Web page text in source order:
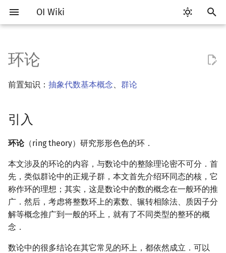
OI Wiki
入
开
搜
索
Getting Started
如何参与
OI Wiki 不是什么
格式手册
数学符号表
F.A.Q.
镜像站列表
比赛相关简介
题型
学习路线
学习资源
技巧
常见技巧
出题
工具软件简介
Atom
Eclipse
Notepad++
Kate
Dev-C++
评测工具
CCR Plus
Lemon
命令行
命令行编译与调试
编译器
WSL (Windows 10)
Special Judge
Validator
Interactor
Checker
语言基础简介
运算
流程控制语句
高级数据类型
函数
文件操作
C++ 标准库
bitset
string
pair
C++ 进阶 重载运算符
引用
常量
新版 C++ 特性
Lambda 表达式
C++ 与其他常用语言的区别
Pascal 转 C++ 急救
Python 速成
Java 速成
算法基础简介
枚举
模拟
递归 & 分治
贪心
排序
插入排序
计数排序
基数排序
快速排序
归并排序
前缀和 & 差分
搜索部分简介
BFS（搜索）
双向搜索
启发式搜索
A*
迭代加深搜索
IDA*
动态规划部分简介
记忆化搜索
背包 DP
区间 DP
DAG 上的 DP
树形 DP
状压 DP
四边形不等式优化
Slope Trick 优化
WQS 二分
状态设计优化
字符串部分简介
标准库
字符串匹配
字符串哈希
字典树 (Trie)
前缀函数与 KMP 算法
Boyer–Moore 算法
数字系统简介
平衡三进制
格雷码
数论基础
素数
最大公约数
欧拉函数
筛法
分解质因数
裴蜀定理 & 一次不定方程
多项式与生成函数简介
快速傅里叶变换
快速数论变换
快速沃尔什变换
Chirp Z 变换
多项式牛顿迭代
多项式多点求值|快速插值
排列组合
容斥原理
斐波那契数列
错位排列
卡特兰数
斯特林数
贝尔数
线性代数简介
内积和外积
矩阵
初等变换
行列式
线性空间
线性基
线性规划基础
引入
商环
理想的运算
极大理想
素理想
主理想
整环
基本概念
随机变量
随机变量的数字特征
概率不等式
博弈论简介
零和游戏
非公平组合游戏
插值
高斯消元
牛顿迭代法
数据结构部分简介
队列
链表
哈希表
并查集
堆
左偏树
块状数据结构
树分块
Sqrt Tree
猫树
区间最值操作 & 区间历史
值
Kinetic Tournament Tree
WBLT
替罪羊树
笛卡尔树
Size Balanced Tree
AVL 树
可持久化平衡树
可持久化字典树
可持久化可并堆
树状数组套权值线段树
分块套树状数组
Top Tree
图论部分简介
图的存储
DFS（图论）
BFS（图论）
树上问题
树的重心
最近公共祖先
树链剖分
树上启发式合并
虚树
有向无环图
拓扑排序
同余最短路
圆方树
点/边连通度
费用流
上下界网络流
Stoer–Wagner 算法
一般图最大匹配
一般图最大权匹配
稳定匹配
计算几何部分简介
三维计算几何基础
距离
Pick 定理
三角剖分
凸包
扫描线
杂项简介
双指针
离线算法 莫队算法
分数规划
随机化
模拟退火
悬线法
有限状态自动机
RMQ
括号序列
线段树与离线询问
环论
前置知识： 抽象代数基本概念、 群论
引入
环论（ring theory）研究形形色色的环．
本文涉及的环论的内容，与数论中的整除理论密不可分．首
先，类似群论中的正规子群，本文首先介绍环同态的核，它
称作环的理想；其实，这是数论中的数的概念在一般环的推
广．然后，考虑将整数环上的素数、辗转相除法、质因子分
解等概念推广到一般的环上，就有了不同类型的整环的概
念．
数论中的很多结论在其它常见的环上，都依然成立．可以